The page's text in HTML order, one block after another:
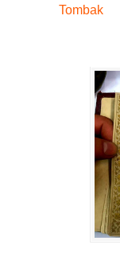
Tombak